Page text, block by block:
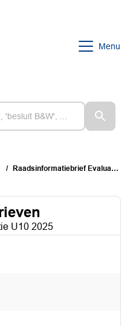
Menu
Raadsinformatiebrief Evaluatie U10 2025
U10 2025